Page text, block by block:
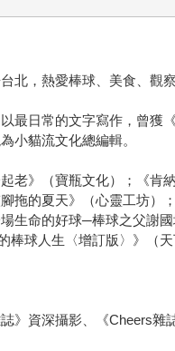
北，熱愛棒球、美食、觀
最日常的文字寫作，曾獲
小貓流文化總編輯。
老》（寶瓶文化）；《肯
拖的夏天》（心靈工坊）
生命的好球─棒球之父謝
棒球人生〈增訂版〉》（天
》資深攝影、《Cheers雜